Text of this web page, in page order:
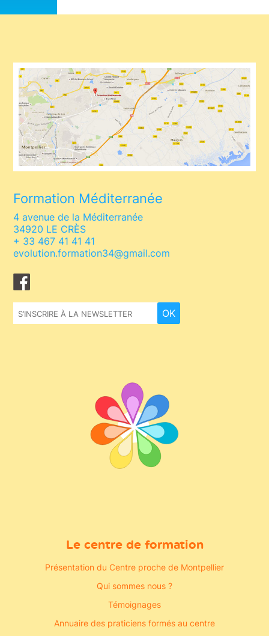
Formation Méditerranée
4 avenue de la Méditerranée
34920 LE CRÈS
+ 33 467 41 41 41
evolution.formation34@gmail.com
OK
Le centre de formation
Présentation du Centre proche de Montpellier
Qui sommes nous ?
Témoignages
Annuaire des praticiens formés au centre